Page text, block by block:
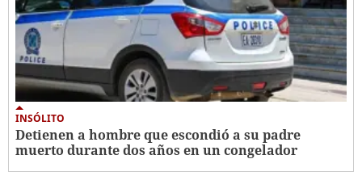
INSÓLITO
Detienen a hombre que escondió a su padre
muerto durante dos años en un congelador